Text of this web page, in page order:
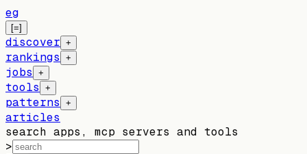
eg
[=]
discover +
rankings +
jobs +
tools +
patterns +
articles
search apps, mcp servers and tools
>